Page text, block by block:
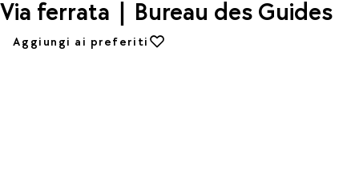
Via ferrata | Bureau des Guides
Aggiungi ai preferiti
Aggiungi ai preferiti